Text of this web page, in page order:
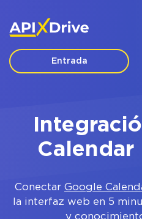
Entrada
Calendar
Conectar Google
la interfaz web en 5
y